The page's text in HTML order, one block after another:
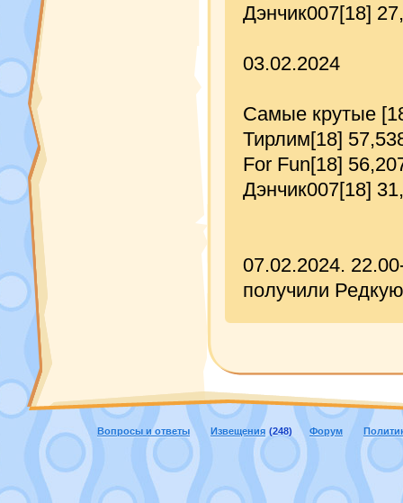
Дэнчик007[18]
03.02.2024
Самые крутые
Тирлим[18]
For Fun[18]
Дэнчик007[18]
07.02.2024.
получили
Вопросы и ответы Извещения (248) Форум